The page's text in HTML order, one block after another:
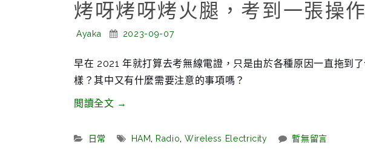
十
日
烤呀烤呀烤火腿，考到一張操
Posted
Ayaka
Posted
2023-09-07
早在 2021 年就打算去考無線電證，只是由於各種原因一直拖到
樣？其中又有什麼需要注意的事項嗎？
閲讀全文“烤
烤
→
Categories:
日常 Tags:
HAM, Radio, Wireless Electricity 暫無留言